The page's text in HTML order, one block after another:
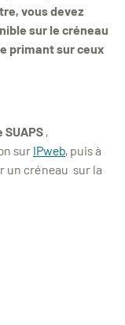
vous devez
sur le créneau
primant sur ceux
SUAPS ,
sur IPweb, puis à
un créneau sur la